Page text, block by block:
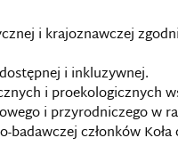
i krajoznawczej
i inkluzywnej.
i proekologicznych
i przyrodniczego w
badawczej członków